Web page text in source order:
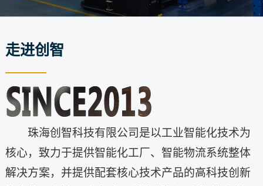
走进创智
珠海创智科技有限公司是以工业智能化技术为
核心，致力于提供智能化工厂、智能物流系统整体
解决方案，并提供配套核心技术产品的高科技创新